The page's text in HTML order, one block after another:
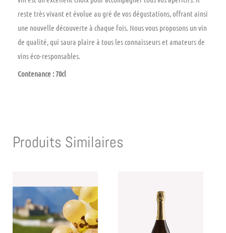
reste très vivant et évolue au gré de vos dégustations, offrant ainsi
une nouvelle découverte à chaque fois. Nous vous proposons un vin
de qualité, qui saura plaire à tous les connaisseurs et amateurs de
vins éco-responsables.
Contenance : 70cl
Produits Similaires